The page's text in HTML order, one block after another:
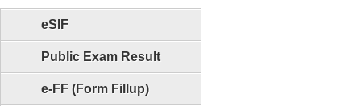
eSIF
Public Exam Result
e-FF (Form Fillup)